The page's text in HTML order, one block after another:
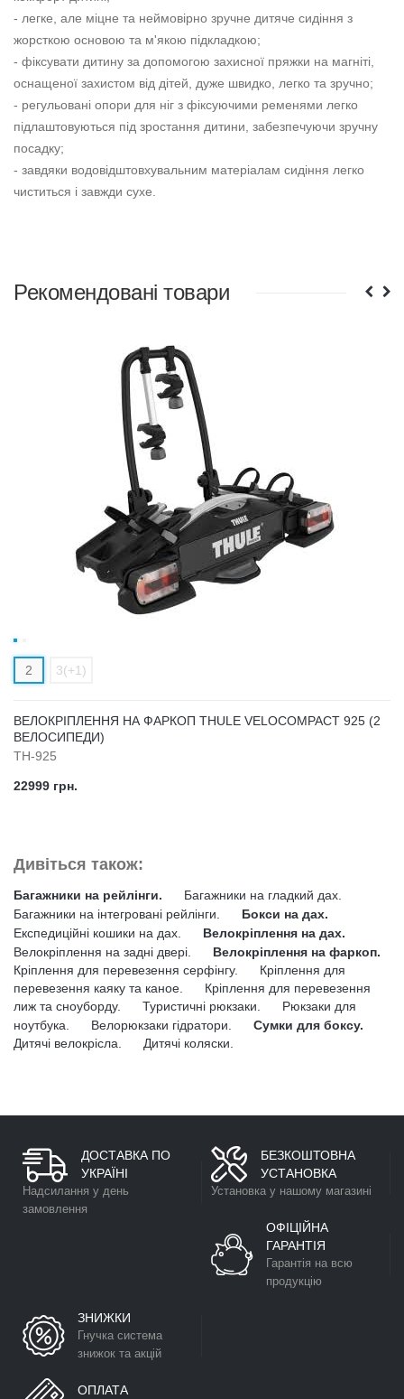
- легке, але міцне та неймовірно зручне дитяче сидіння з
жорсткою основою та м'якою підкладкою;
- фіксувати дитину за допомогою захисної пряжки на магніті,
оснащеної захистом від дітей, дуже швидко, легко та зручно;
- регульовані опори для ніг з фіксуючими ременями легко
підлаштовуються під зростання дитини, забезпечуючи зручну
посадку;
- завдяки водовідштовхувальним матеріалам сидіння легко
чиститься і завжди сухе.
Рекомендовані товари
2 3(+1)
ВЕЛОКРІПЛЕННЯ НА ФАРКОП THULE VELOCOMPACT 925 (2
ВЕЛОСИПЕДИ)
TH-925
22999 грн.
Дивіться також:
Багажники на рейлінги.
Багажники на гладкий дах.
Багажники на інтегровані рейлінги.
Бокси на дах.
Експедиційні кошики на дах.
Велокріплення на дах.
Велокріплення на задні двері.
Велокріплення на фаркоп.
Кріплення для перевезення серфінгу.
Кріплення для
перевезення каяку та каное.
Кріплення для перевезення
лиж та сноуборду.
Туристичні рюкзаки.
Рюкзаки для
ноутбука.
Велорюкзаки гідратори.
Сумки для боксу.
Дитячі велокрісла.
Дитячі коляски.
ДОСТАВКА ПО
УКРАЇНІ
Надсилання у день
замовлення
БЕЗКОШТОВНА
УСТАНОВКА
Установка у нашому магазині
ОФІЦІЙНА
ГАРАНТІЯ
Гарантія на всю
продукцію
ЗНИЖКИ
Гнучка система
знижок та акцій
ОПЛАТА